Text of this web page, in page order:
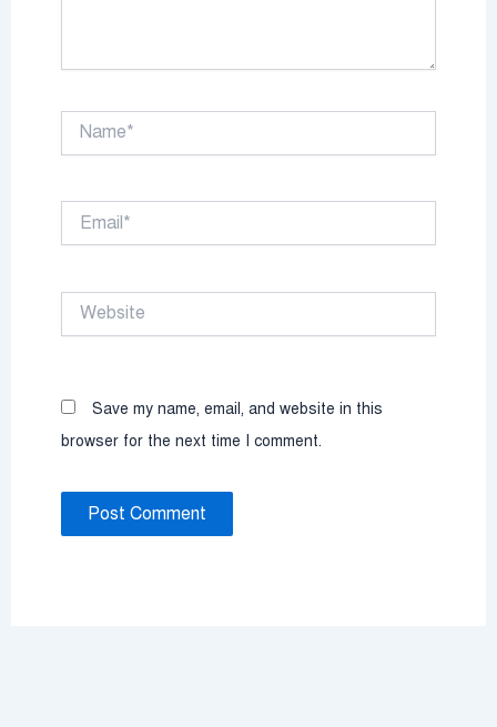
Name*
Website
Save my name, email, and website in this
browser for the next time I comment.